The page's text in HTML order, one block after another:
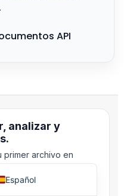
API
analizar y
primer archivo en
una consulta para
agentes de IA,
e integraciones
Español
English
Français
Italiano
Deutsch